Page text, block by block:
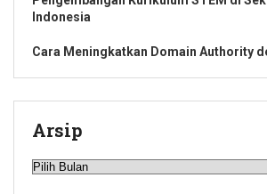
Indonesia
Cara Meningkatkan Domain Authority
Arsip
Arsip